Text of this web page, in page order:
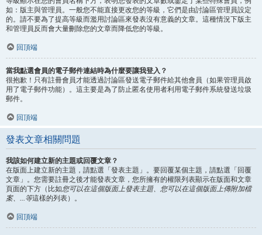
如：版主與管理員。一般您不能直接更改您的等級，它們是由討論區管理員設定
的。請不要為了提高等級而濫用討論區來發表沒有意義的文章。這種情況下版主
和管理員反而會大量刪除您的文章而降低您的等級。
回頂端
當我點選會員的電子郵件連結時為什麼要讓我登入？
很抱歉！只有註冊會員才能透過討論區發送電子郵件給其他會員（如果管理員啟
用了電子郵件功能）。這主要是為了防止匿名使用者利用電子郵件系統發送垃圾
郵件。
回頂端
發表文章相關問題
我該如何建立新的主題或回覆文章？
在版面上建立新的主題，請點選「發表主題」。要回覆某個主題，請點選「回覆
文章」。您需要註冊之後才能發表文章，您所擁有的權限列表顯示在版面和文章
頁面的下方（比如您可以在這個版面上發表主題、您可以在這個版面上傳附加檔
案、...等這樣的列表）。
回頂端